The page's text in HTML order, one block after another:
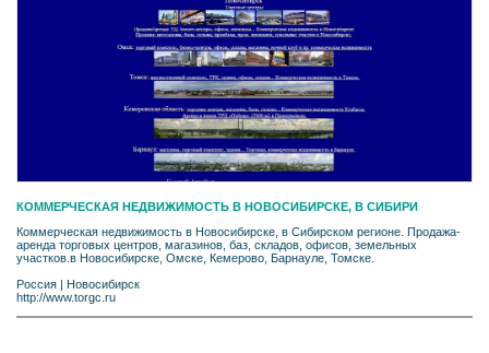
КОММЕРЧЕСКАЯ НЕДВИЖИМОСТЬ В НОВОСИБИРСКЕ, В СИБИРИ
Коммерческая недвижимость в Новосибирске, в Сибирском регионе. Продажа-
аренда торговых центров, магазинов, баз, складов, офисов, земельных
участков.в Новосибирске, Омске, Кемерово, Барнауле, Томске.
Россия
Новосибирск
http://www.torgc.ru